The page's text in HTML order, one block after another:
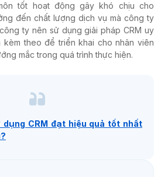
tốt hoạt động gây khó chịu cho
đến chất lượng dịch vụ mà công ty
ty nên sử dụng giải pháp CRM uy
theo để triển khai cho nhân viên
mắc trong quá trình thực hiện.
dụng CRM đạt hiệu quả tốt nhất